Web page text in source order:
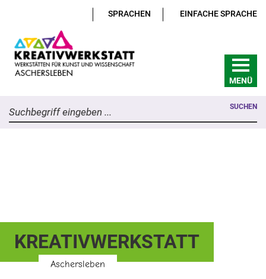
SPRACHEN EINFACHE SPRACHE
MENÜ
Suchbegriff eingeben ... SUCHEN
KREATIVWERKSTATT
Aschersleben